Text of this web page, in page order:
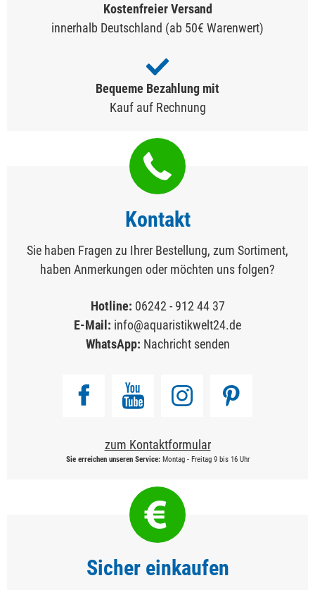
Kostenfreier Versand
innerhalb Deutschland (ab 50€ Warenwert)
Bequeme Bezahlung mit
Kauf auf Rechnung
Kontakt
Sie haben Fragen zu Ihrer Bestellung, zum Sortiment,
haben Anmerkungen oder möchten uns folgen?
Hotline: 06242 - 912 44 37
E-Mail: info@aquaristikwelt24.de
WhatsApp: Nachricht senden
zum Kontaktformular
Sie erreichen unseren Service:Montag - Freitag 9 bis 16 Uhr
Sicher einkaufen